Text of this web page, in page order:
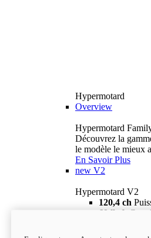
Hypermotard
Overview
Hypermotard
Découvrez la
le modèle le mieux
En Savoir Plus
new V2
Hypermotard V2
120,4 ch
69 lb-ft
Couple
18 895 $